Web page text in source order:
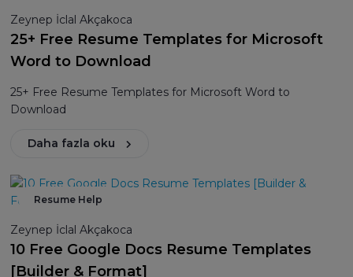
Zeynep İclal Akçakoca
25+ Free Resume Templates for Microsoft
Word to Download
25+ Free Resume Templates for Microsoft Word to
Download
Daha fazla oku
Resume Help
Zeynep İclal Akçakoca
10 Free Google Docs Resume Templates
[Builder & Format]